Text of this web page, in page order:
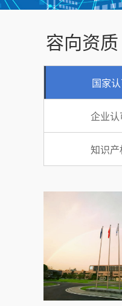
容向资质
国家
企业认
知识产